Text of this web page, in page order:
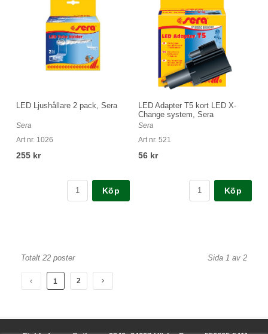
LED Ljushållare 2 pack, Sera
Sera
Art nr. 1026
255 kr
Köp
LED Adapter T5 kort LED X-
Change system, Sera
Sera
Art nr. 521
56 kr
Köp
Totalt 22 poster Sida 1 av 2
1 2